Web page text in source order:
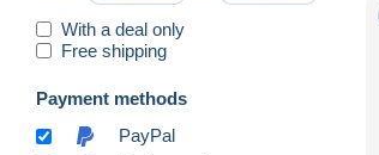
With a deal only
Free shipping
Payment methods
PayPal